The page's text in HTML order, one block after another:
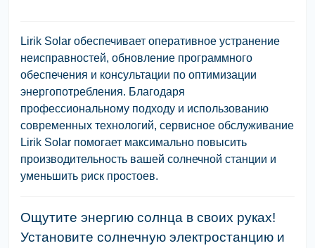
Lirik Solar обеспечивает оперативное устранение
неисправностей, обновление программного
обеспечения и консультации по оптимизации
энергопотребления. Благодаря
профессиональному подходу и использованию
современных технологий, сервисное обслуживание
Lirik Solar помогает максимально повысить
производительность вашей солнечной станции и
уменьшить риск простоев.
Ощутите энергию солнца в своих руках!
Установите солнечную электростанцию ​​и